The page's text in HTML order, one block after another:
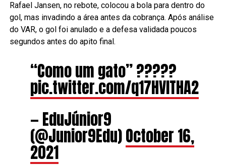
Rafael Jansen, no rebote, colocou a bola para dentro do
gol, mas invadindo a área antes da cobrança. Após análise
do VAR, o gol foi anulado e a defesa validada poucos
segundos antes do apito final.
“Como um gato” ?????
pic.twitter.com/q17HVlTHA2
— EduJúnior9
(@Junior9Edu)October 16,
2021